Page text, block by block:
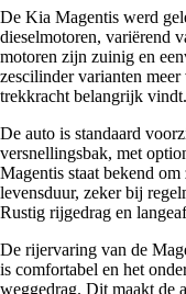
De Kia Magentis werd
dieselmotoren, variërend
motoren zijn zuinig en
zescilinder varianten
trekkracht belangrijk vindt.
De auto is standaard
versnellingsbak, met
Magentis staat bekend
levensduur, zeker bij
Rustig rijgedrag en
De rijervaring van de
is comfortabel en het
weggedrag. Dit maakt de